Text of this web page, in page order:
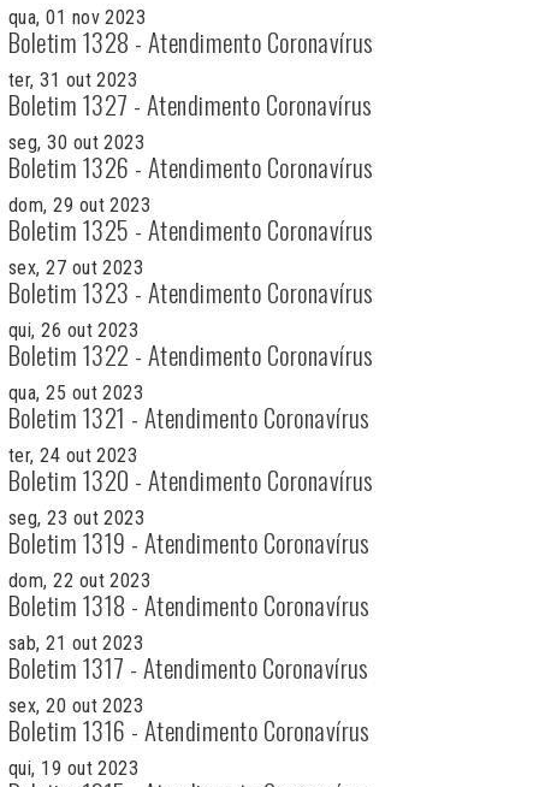
qua, 01 nov 2023
Boletim 1328 - Atendimento Coronavírus
ter, 31 out 2023
Boletim 1327 - Atendimento Coronavírus
seg, 30 out 2023
Boletim 1326 - Atendimento Coronavírus
dom, 29 out 2023
Boletim 1325 - Atendimento Coronavírus
sex, 27 out 2023
Boletim 1323 - Atendimento Coronavírus
qui, 26 out 2023
Boletim 1322 - Atendimento Coronavírus
qua, 25 out 2023
Boletim 1321 - Atendimento Coronavírus
ter, 24 out 2023
Boletim 1320 - Atendimento Coronavírus
seg, 23 out 2023
Boletim 1319 - Atendimento Coronavírus
dom, 22 out 2023
Boletim 1318 - Atendimento Coronavírus
sab, 21 out 2023
Boletim 1317 - Atendimento Coronavírus
sex, 20 out 2023
Boletim 1316 - Atendimento Coronavírus
qui, 19 out 2023